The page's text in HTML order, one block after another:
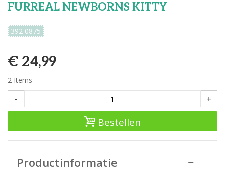
FURREAL NEWBORNS KITTY
392 0875
€ 24,99
2 Items
- +
Bestellen
Productinformatie